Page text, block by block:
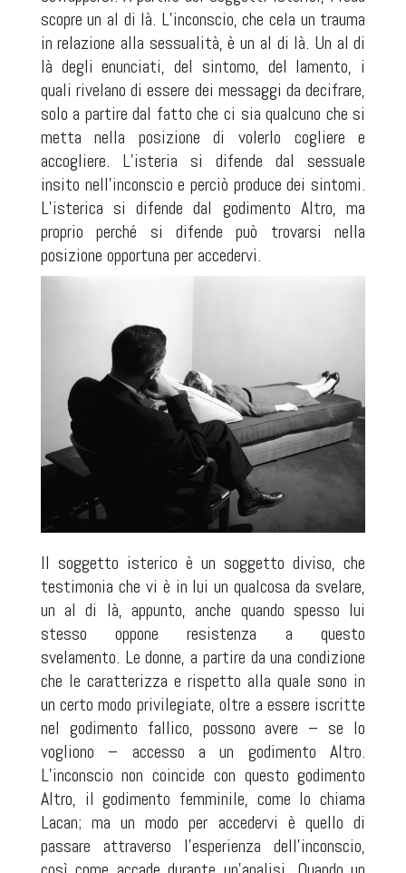
scopre un al di là. L’inconscio, che cela un trauma
in relazione alla sessualità, è un al di là. Un al di
là degli enunciati, del sintomo, del lamento, i
quali rivelano di essere dei messaggi da decifrare,
solo a partire dal fatto che ci sia qualcuno che si
metta nella posizione di volerlo cogliere e
accogliere. L’isteria si difende dal sessuale
insito nell’inconscio e perciò produce dei sintomi.
L’isterica si difende dal godimento Altro, ma
proprio perché si difende può trovarsi nella
posizione opportuna per accedervi.
Il soggetto isterico è un soggetto diviso, che
testimonia che vi è in lui un qualcosa da svelare,
un al di là, appunto, anche quando spesso lui
stesso oppone resistenza a questo
svelamento. Le donne, a partire da una condizione
che le caratterizza e rispetto alla quale sono in
un certo modo privilegiate, oltre a essere iscritte
nel godimento fallico, possono avere – se lo
vogliono – accesso a un godimento Altro.
L’inconscio non coincide con questo godimento
Altro, il godimento femminile, come lo chiama
Lacan; ma un modo per accedervi è quello di
passare attraverso l’esperienza dell’inconscio,